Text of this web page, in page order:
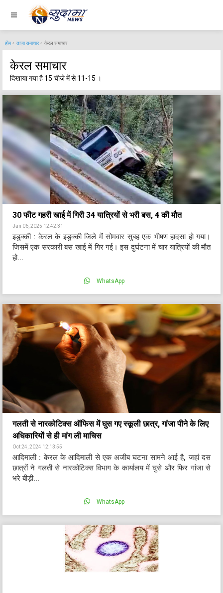
होम ताज़ा समाचार केरल समाचार
केरल समाचार
दिखाया गया है 15 चीज़े में से 11-15 ।
30 फीट गहरी खाई में गिरी 34 यात्रियों से भरी बस, 4 की मौत
Jan 06, 2025 12:42:31
इडुक्की : केरल के इडुक्की जिले में सोमवार सुबह एक भीषण हादसा हो गया।
जिसमें एक सरकारी बस खाई में गिर गई। इस दुर्घटना में चार यात्रियों की मौत
हो...
WhatsApp
गलती से नारकोटिक्स ऑफिस में घुस गए स्कूली छात्र, गांजा पीने के लिए
अधिकारियों से ही मांग ली माचिस
Oct 24, 2024 12:13:55
आदिमाली : केरल के आदिमाली से एक अजीब घटना सामने आई है, जहां दस
छात्रों ने गलती से नारकोटिक्स विभाग के कार्यालय में घुसे और फिर गांजा से
भरे बीड़ी...
WhatsApp